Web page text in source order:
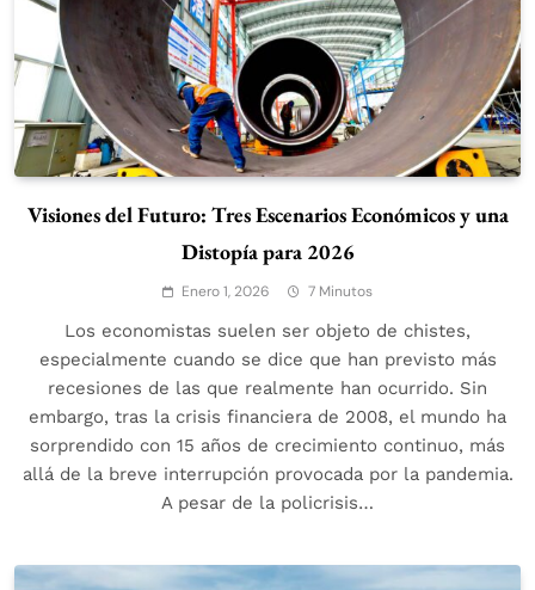
Visiones del Futuro: Tres Escenarios Económicos y una
Distopía para 2026
Enero 1, 2026 7 Minutos
Los economistas suelen ser objeto de chistes,
especialmente cuando se dice que han previsto más
recesiones de las que realmente han ocurrido. Sin
embargo, tras la crisis financiera de 2008, el mundo ha
sorprendido con 15 años de crecimiento continuo, más
allá de la breve interrupción provocada por la pandemia.
A pesar de la policrisis…